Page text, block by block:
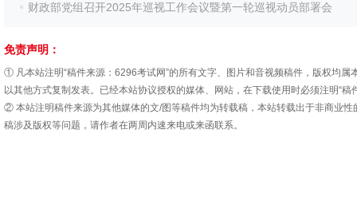
财政部党组召开2025年巡视工作会议暨第一轮巡视动员部署会
免责声明：
① 凡本站注明“稿件来源：6296考试网”的所有文字、图片和音视频稿件，版权均
以其他方式复制发表。已经本站协议授权的媒体、网站，在下载使用时必须注明“
② 本站注明稿件来源为其他媒体的文/图等稿件均为转载稿，本站转载出于非商业
稿涉及版权等问题，请作者在两周内速来电或来函联系。